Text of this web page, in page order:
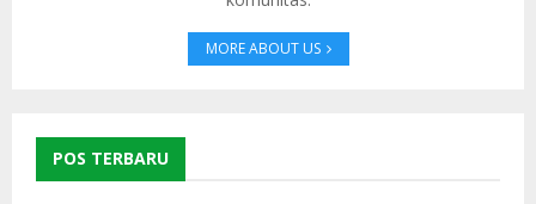
MORE ABOUT US
POS TERBARU